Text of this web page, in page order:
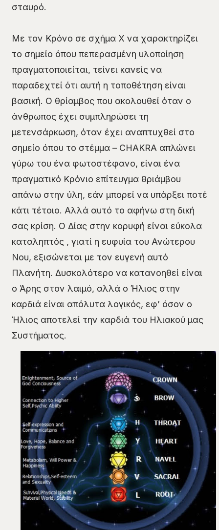
σταυρό.
Με τον Κρόνο σε σχήμα Χ να χαρακτηρίζει
το σημείο όπου πεπερασμένη υλοποίηση
πραγματοποιείται, τείνει κανείς να
παραδεχτεί ότι αυτή η τοποθέτηση είναι
βασική. Ο θρίαμβος που ακολουθεί όταν ο
άνθρωπος έχει συμπληρώσει τη
μετενσάρκωση, όταν έχει αναπτυχθεί στο
σημείο όπου το στέμμα – CHAKRA απλώνει
γύρω του ένα φωτοστέφανο, είναι ένα
πραγματικό Κρόνιο επίτευγμα θριάμβου
απάνω στην ύλη, εάν μπορεί να υπάρξει ποτέ
κάτι τέτοιο. Αλλά αυτό το αφήνω στη δική
σας κρίση. Ο Δίας στην κορυφή είναι εύκολα
καταληπτός , γιατί η ευφυία του Ανώτερου
Νου, εξισώνεται με τον ευγενή αυτό
Πλανήτη. Δυσκολότερο να κατανοηθεί είναι
ο Άρης στον λαιμό, αλλά ο Ήλιος στην
καρδιά είναι απόλυτα λογικός, εφ’ όσον ο
Ήλιος αποτελεί την καρδιά του Ηλιακού μας
Συστήματος.